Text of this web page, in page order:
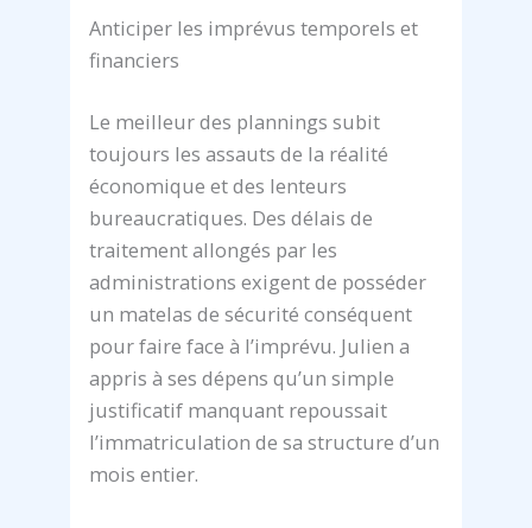
Anticiper les imprévus temporels et
financiers
Le meilleur des plannings subit
toujours les assauts de la réalité
économique et des lenteurs
bureaucratiques. Des délais de
traitement allongés par les
administrations exigent de posséder
un matelas de sécurité conséquent
pour faire face à l’imprévu. Julien a
appris à ses dépens qu’un simple
justificatif manquant repoussait
l’immatriculation de sa structure d’un
mois entier.